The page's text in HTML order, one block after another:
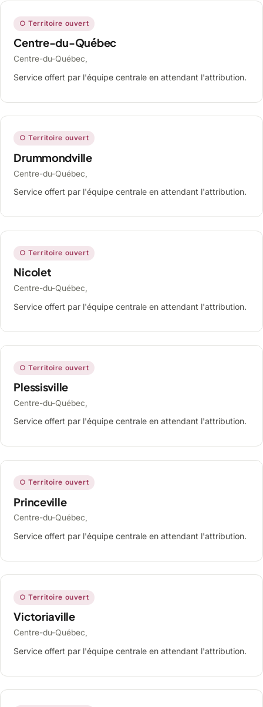
○ Territoire ouvert
Centre-du-Québec
Centre-du-Québec,
Service offert par l'équipe centrale en attendant l'attribution.
○ Territoire ouvert
Drummondville
Centre-du-Québec,
Service offert par l'équipe centrale en attendant l'attribution.
○ Territoire ouvert
Nicolet
Centre-du-Québec,
Service offert par l'équipe centrale en attendant l'attribution.
○ Territoire ouvert
Plessisville
Centre-du-Québec,
Service offert par l'équipe centrale en attendant l'attribution.
○ Territoire ouvert
Princeville
Centre-du-Québec,
Service offert par l'équipe centrale en attendant l'attribution.
○ Territoire ouvert
Victoriaville
Centre-du-Québec,
Service offert par l'équipe centrale en attendant l'attribution.